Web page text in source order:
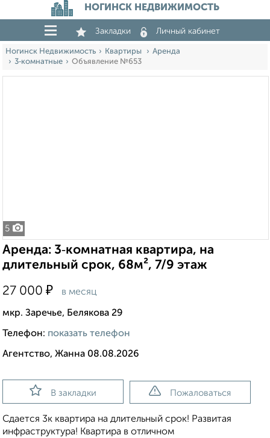
НОГИНСК НЕДВИЖИМОСТЬ
Закладки Личный кабинет
Ногинск Недвижимость Квартиры
Аренда
3‑комнатные
Объявление №653
5
Аренда: 3‑комнатная квартира, на
длительный срок, 68м², 7/9 этаж
27 000 ₽ в месяц
мкр. Заречье, Белякова 29
Телефон: показать телефон
Агентство, Жанна 08.08.2026
В закладки Пожаловаться
Сдается 3к квартира на длительный срок! Развитая
инфраструктура! Квартира в отличном